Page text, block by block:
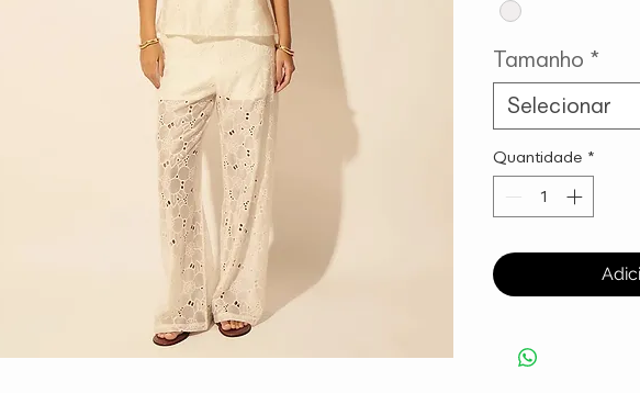
Tamanho *
Selecionar
Quantidade *